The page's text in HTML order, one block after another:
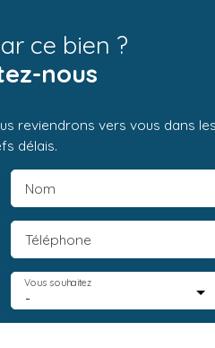
ce bien ?
nous
reviendrons vers vous dans
délais.
Nom
Téléphone
-
Vous souhaitez